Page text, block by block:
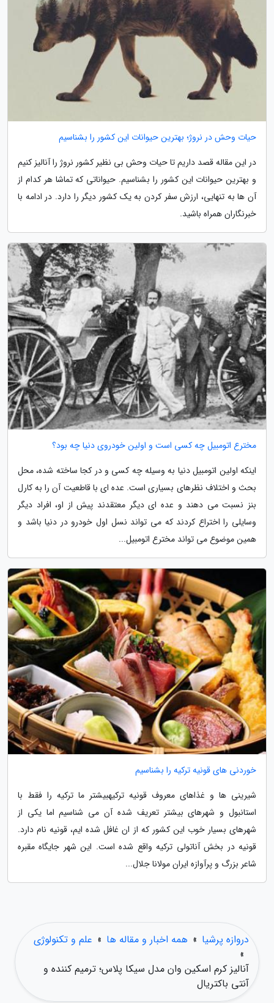
حیات وحش در نروژ؛ بهترین حیوانات این کشور را بشناسیم
در این مقاله قصد داریم تا حیات وحش بی نظیر کشور نروژ را آنالیز کنیم
و بهترین حیوانات این کشور را بشناسیم. حیواناتی که تماشا هر کدام از
آن ها به تنهایی، ارزش سفر کردن به یک کشور دیگر را دارد. در ادامه با
خبرنگاران همراه باشید.
مخترع اتومبیل چه کسی است و اولین خودروی دنیا چه بود؟
اینکه اولین اتومبیل دنیا به وسیله چه کسی و در کجا ساخته شده، محل
بحث و اختلاف نظرهای بسیاری است. عده ای با قاطعیت آن را به کارل
بنز نسبت می دهند و عده ای دیگر معتقدند پیش از او، افراد دیگر
وسایلی را اختراع کردند که می تواند نسل اول خودرو در دنیا باشد و
همین موضوع می تواند مخترع اتومبیل...
خوردنی های قونیه ترکیه را بشناسیم
شیرینی ها و غذاهای معروف قونیه ترکیهبیشتر ما ترکیه را فقط با
استانبول و شهرهای بیشتر تعریف شده آن می شناسیم اما یکی از
شهرهای بسیار خوب این کشور که از ان غافل شده ایم، قونیه نام دارد.
قونیه در بخش آناتولی ترکیه واقع شده است. این شهر جایگاه مقبره
شاعر بزرگ و پرآوازه ایران مولانا جلال...
دروازه پرشیا » همه اخبار و مقاله ها » علم و تکنولوژی
»
آنالیز کرم اسکین وان مدل سیکا پلاس؛ ترمیم کننده و
آنتی باکتریال